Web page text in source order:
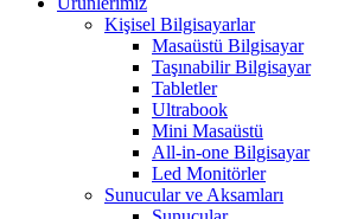
Kişisel Bilgisayarlar
Masaüstü Bilgisayar
Taşınabilir Bilgisayar
Tabletler
Ultrabook
Mini Masaüstü
All-in-one Bilgisayar
Led Monitörler
Sunucular ve Aksamları